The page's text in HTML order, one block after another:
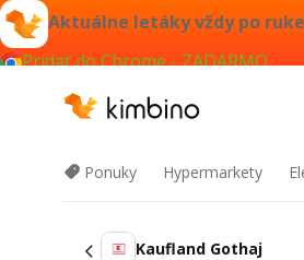
Aktuálne letáky vždy po ruke
Pridať do Chrome - ZADARMO
Ponuky Hypermarkety
Kaufland Gothaj